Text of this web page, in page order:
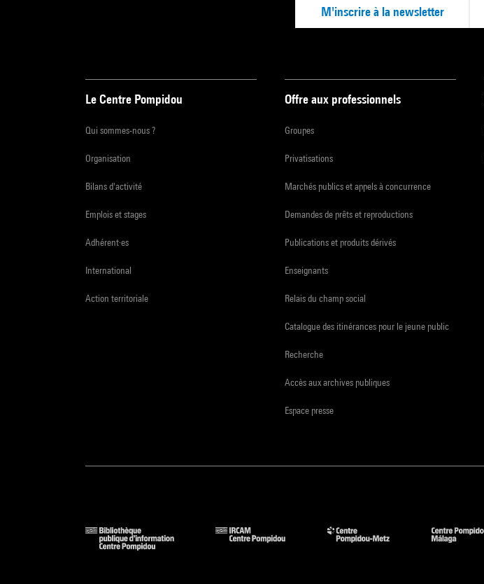
M'inscrire à la newsletter
Le Centre Pompidou
Qui sommes-nous ?
Organisation
Bilans d'activité
Emplois et stages
Adhérent·es
International
Action territoriale
Offre aux professionnels
Groupes
Privatisations
Marchés publics et appels à concurrence
Demandes de prêts et reproductions
Publications et produits dérivés
Enseignants
Relais du champ social
Catalogue des itinérances pour le jeune public
Recherche
Accès aux archives publiques
Espace presse